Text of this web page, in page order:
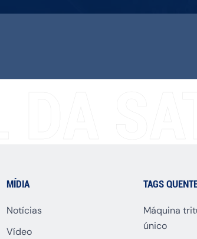
DA
TAGS
Máquina
único
MÍDIA
Notícias
Vídeo